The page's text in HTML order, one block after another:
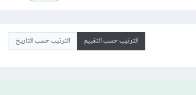
الترتيب حسب التقييم الترتيب حسب التاريخ